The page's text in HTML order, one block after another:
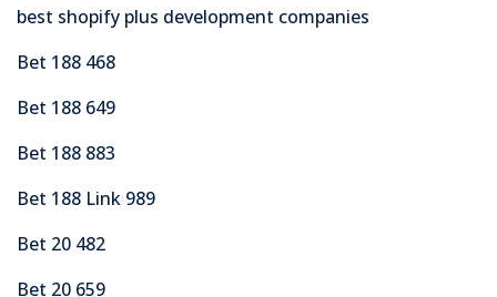
best shopify plus development companies
Bet 188 468
Bet 188 649
Bet 188 883
Bet 188 Link 989
Bet 20 482
Bet 20 659